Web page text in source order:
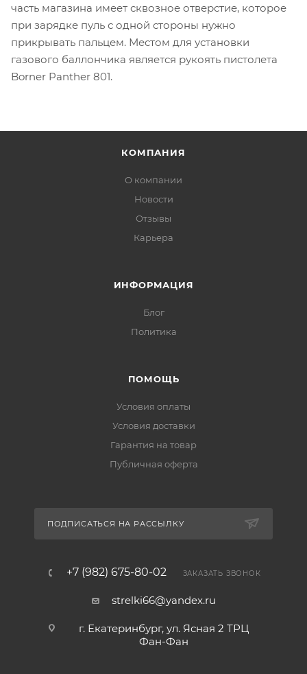
часть магазина имеет сквозное отверстие, которое
при зарядке пуль с одной стороны нужно
прикрывать пальцем. Местом для установки
газового баллончика является рукоять пистолета
Borner Panther 801.
КОМПАНИЯ
О компании
Новости
Отзывы
Карьера
ИНФОРМАЦИЯ
Блог
Политика
ПОМОЩЬ
Условия оплаты
Условия доставки
Гарантия на товар
Публичная оферта
ПОДПИСАТЬСЯ НА РАССЫЛКУ
+7 (982) 675-80-02 ЗАКАЗАТЬ ЗВОНОК
strelki66@yandex.ru
г. Екатеринбург, ул. Ясная 2 ТРЦ
Фан-Фан